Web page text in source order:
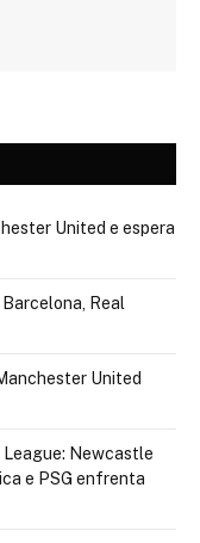
United e espera
Real
United
Newcastle
e PSG enfrenta